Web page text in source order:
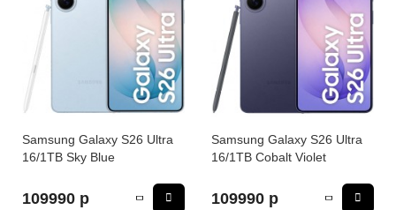
HomePod
Samsung Galaxy S26 Ultra
16/1TB Sky Blue
109990 р
Samsung Galaxy S26 Ultra
16/1TB Cobalt Violet
109990 р